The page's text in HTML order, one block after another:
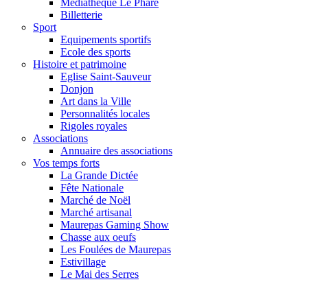
Médiathèque Le Phare
Billetterie
Sport
Equipements sportifs
Ecole des sports
Histoire et patrimoine
Eglise Saint-Sauveur
Donjon
Art dans la Ville
Personnalités locales
Rigoles royales
Associations
Annuaire des associations
Vos temps forts
La Grande Dictée
Fête Nationale
Marché de Noël
Marché artisanal
Maurepas Gaming Show
Chasse aux oeufs
Les Foulées de Maurepas
Estivillage
Le Mai des Serres